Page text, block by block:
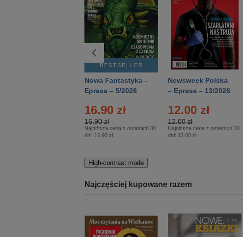
BESTSELLER
Nowa Fantastyka –
Eprasa – 5/2026
16.90 zł
16.90 zł
Najniższa cena z ostatnich 30
dni: 16.90 zł
Newsweek Polska
– Eprasa – 13/2026
12.00 zł
12.00 zł
Najniższa cena z ostatnich 30
dni: 12.00 zł
High-contrast mode
Najczęściej kupowane razem